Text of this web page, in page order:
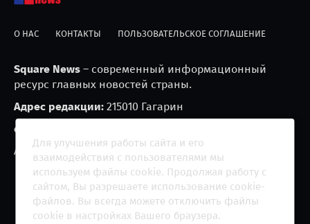
О НАС КОНТАКТЫ ПОЛЬЗОВАТЕЛЬСКОЕ СОГЛАШЕНИЕ
Square News – современный информационный
ресурс главных новостей страны.
Адрес редакции: 215010 Гагарин
e-mail:
Агрегатор новостей «Square news» (18+)
Для улучшения работы сайта и его
взаимодействия с пользователями мы
используем файлы cookie. Продолжая работу с
сайтом, Вы разрешаете использование cookie-
файлов. Вы всегда можете отключить файлы
cookie в настройках Вашего браузера.